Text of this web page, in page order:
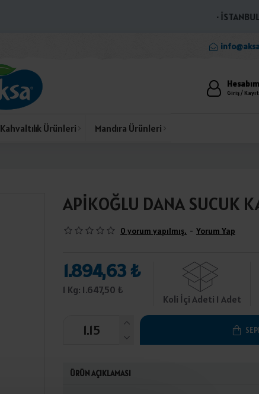
· İSTANBUL
Hesabım
Giriş / Kayıt
Kahvaltılık Ürünleri Mandıra Ürünleri
APİKOĞLU DANA SUCUK
0 yorum yapılmış. - Yorum Yap
1.894,63 ₺
1 Kg: 1.647,50 ₺
Koli İçi Adeti 1 Adet
ÜRÜN AÇIKLAMASI